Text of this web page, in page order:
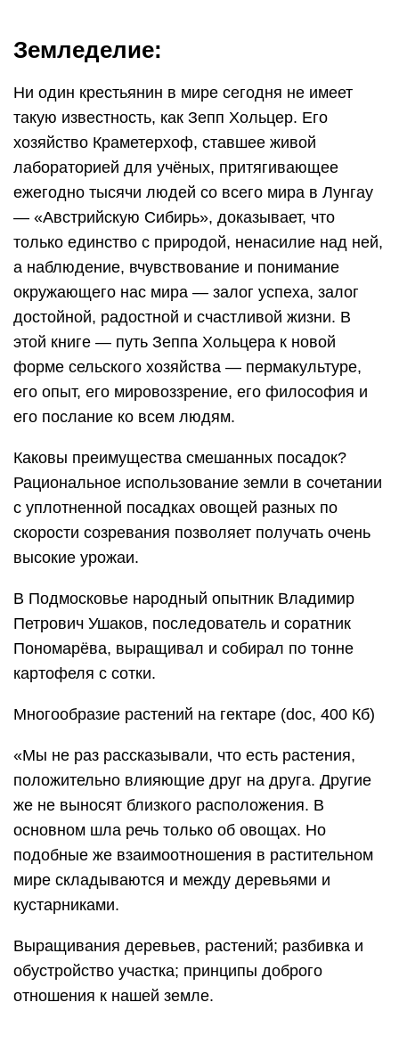
Земледелие:
Ни один крестьянин в мире сегодня не имеет
такую известность, как Зепп Хольцер. Его
хозяйство Краметерхоф, ставшее живой
лабораторией для учёных, притягивающее
ежегодно тысячи людей со всего мира в Лунгау
— «Австрийскую Сибирь», доказывает, что
только единство с природой, ненасилие над ней,
а наблюдение, вчувствование и понимание
окружающего нас мира — залог успеха, залог
достойной, радостной и счастливой жизни. В
этой книге — путь Зеппа Хольцера к новой
форме сельского хозяйства — перма­культуре,
его опыт, его мировоззрение, его философия и
его послание ко всем людям.
Каковы преимущества смешанных посадок?
Рациональное использование земли в сочетании
с уплотненной посадках овощей разных по
скорости созревания позволяет получать очень
высокие урожаи.
В Подмосковье народный опытник Владимир
Петрович Ушаков, последователь и соратник
Пономарёва, выращивал и собирал по тонне
картофеля с сотки.
Многообразие растений на гектаре (doc, 400 Кб)
«Мы не раз рассказывали, что есть растения,
положительно влияющие друг на друга. Другие
же не выносят близкого расположения. В
основном шла речь только об овощах. Но
подобные же взаимоотношения в растительном
мире складываются и между деревьями и
кустарниками.
Выращивания деревьев, растений; разбивка и
обустройство участка; принципы доброго
отношения к нашей земле.